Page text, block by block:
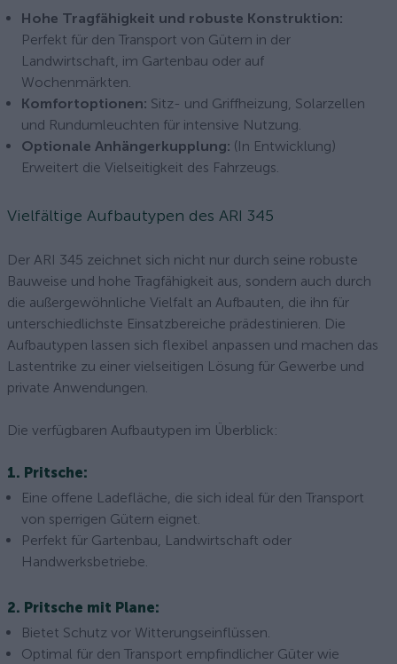
Hohe Tragfähigkeit und robuste Konstruktion:
Perfekt für den Transport von Gütern in der
Landwirtschaft, im Gartenbau oder auf
Wochenmärkten.
Komfortoptionen: Sitz- und Griffheizung, Solarzellen
und Rundumleuchten für intensive Nutzung.
Optionale Anhängerkupplung: (In Entwicklung)
Erweitert die Vielseitigkeit des Fahrzeugs.
Vielfältige Aufbautypen des ARI 345
Der ARI 345 zeichnet sich nicht nur durch seine robuste
Bauweise und hohe Tragfähigkeit aus, sondern auch durch
die außergewöhnliche Vielfalt an Aufbauten, die ihn für
unterschiedlichste Einsatzbereiche prädestinieren. Die
Aufbautypen lassen sich flexibel anpassen und machen das
Lastentrike zu einer vielseitigen Lösung für Gewerbe und
private Anwendungen.
Die verfügbaren Aufbautypen im Überblick:
1. Pritsche:
Eine offene Ladefläche, die sich ideal für den Transport
von sperrigen Gütern eignet.
Perfekt für Gartenbau, Landwirtschaft oder
Handwerksbetriebe.
2. Pritsche mit Plane:
Bietet Schutz vor Witterungseinflüssen.
Optimal für den Transport empfindlicher Güter wie